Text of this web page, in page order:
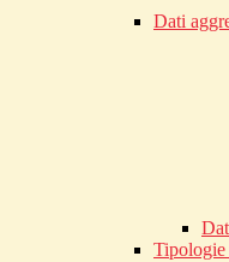
Dati
Tipologie